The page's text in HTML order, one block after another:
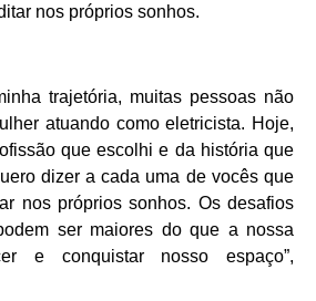
nos próprios sonhos.
trajetória, muitas pessoas não
atuando como eletricista. Hoje,
que escolhi e da história que
dizer a cada uma de vocês que
nos próprios sonhos. Os desafios
ser maiores do que a nossa
e conquistar nosso espaço”,